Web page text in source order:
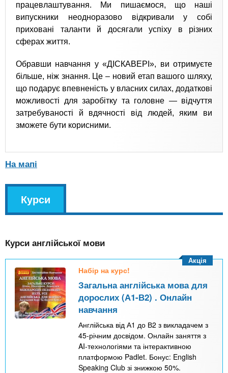
працевлаштування. Ми пишаємося, що наші
випускники неодноразово відкривали у собі
приховані таланти й досягали успіху в різних
сферах життя.
Обравши навчання у «ДІСКАВЕРІ», ви отримуєте
більше, ніж знання. Це – новий етап вашого шляху,
що подарує впевненість у власних силах, додаткові
можливості для заробітку та головне — відчуття
затребуваності й вдячності від людей, яким ви
зможете бути корисними.
На мапі
l
Курси
(
а
т
и
в
н
а
в
Курси англійської мови
Набір на курс!
Загальна англійська мова для
дорослих (А1-В2) . Онлайн
навчання
Англійська від А1 до В2 з викладачем з
45-річним досвідом. Онлайн заняття з
AI-технологіями та інтерактивною
платформою Padlet. Бонус: English
Speaking Club зі знижкою 50%.
Акція